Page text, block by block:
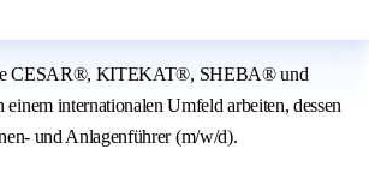
wie CESAR®, KITEKAT®, SHEBA® und
internationalen Umfeld arbeiten, dessen
und Anlagenführer (m/w/d).